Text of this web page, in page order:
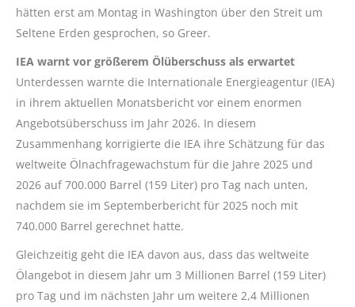
hätten erst am Montag in Washington über den Streit um
Seltene Erden gesprochen, so Greer.
IEA warnt vor größerem Ölüberschuss als erwartet
Unterdessen warnte die Internationale Energieagentur (IEA)
in ihrem aktuellen Monatsbericht vor einem enormen
Angebotsüberschuss im Jahr 2026. In diesem
Zusammenhang korrigierte die IEA ihre Schätzung für das
weltweite Ölnachfragewachstum für die Jahre 2025 und
2026 auf 700.000 Barrel (159 Liter) pro Tag nach unten,
nachdem sie im Septemberbericht für 2025 noch mit
740.000 Barrel gerechnet hatte.
Gleichzeitig geht die IEA davon aus, dass das weltweite
Ölangebot in diesem Jahr um 3 Millionen Barrel (159 Liter)
pro Tag und im nächsten Jahr um weitere 2,4 Millionen